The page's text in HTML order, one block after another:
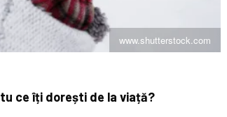
www.shutterstock.com
tu ce îți dorești de la viață?